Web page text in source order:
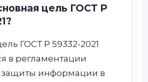
цель ГОСТ Р
ГОСТ Р 59332-2021
в регламентации
защиты информации в